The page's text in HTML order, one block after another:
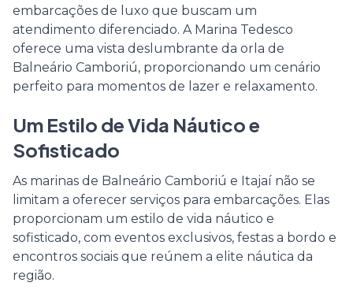
embarcações de luxo que buscam um
atendimento diferenciado. A Marina Tedesco
oferece uma vista deslumbrante da orla de
Balneário Camboriú, proporcionando um cenário
perfeito para momentos de lazer e relaxamento.
Um Estilo de Vida Náutico e
Sofisticado
As marinas de Balneário Camboriú e Itajaí não se
limitam a oferecer serviços para embarcações. Elas
proporcionam um estilo de vida náutico e
sofisticado, com eventos exclusivos, festas a bordo e
encontros sociais que reúnem a elite náutica da
região.